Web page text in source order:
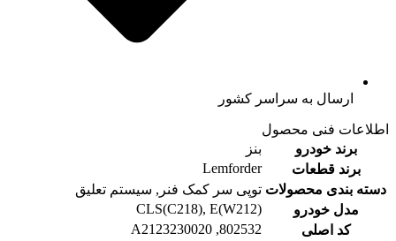
ارسال به سراسر کشور
اطلاعات فنی محصول
برند خودرو
بنز
برند قطعات
Lemforder
دسته بندی محصولات توپی سر کمک فنر, سیستم تعلیق
مدل خودرو
CLS(C218), E(W212)
کد اصلی
802532, A2123230020